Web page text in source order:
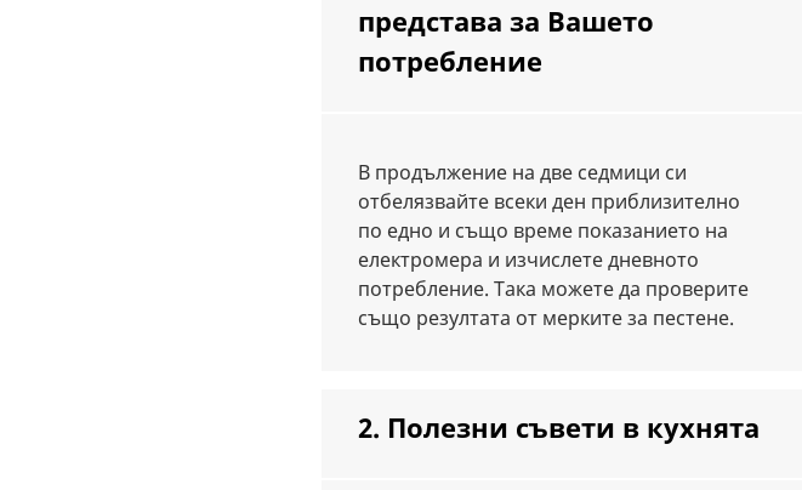
представа за Вашето
потребление
В продължение на две седмици си
отбелязвайте всеки ден приблизително
по едно и също време показанието на
електромера и изчислете дневното
потребление. Така можете да проверите
също резултата от мерките за пестене.
2. Полезни съвети в кухнята